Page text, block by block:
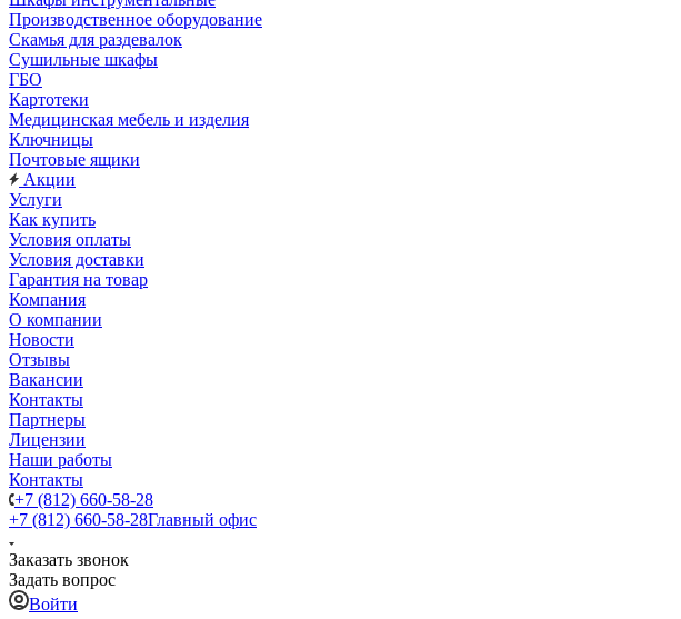
Производственное оборудование
Скамья для раздевалок
Сушильные шкафы
ГБО
Картотеки
Медицинская мебель и изделия
Ключницы
Почтовые ящики
Акции
Услуги
Как купить
Условия оплаты
Условия доставки
Гарантия на товар
Компания
О компании
Новости
Отзывы
Вакансии
Контакты
Партнеры
Лицензии
Наши работы
Контакты
+7 (812) 660-58-28
+7 (812) 660-58-28Главный офис
Заказать звонок
Задать вопрос
Войти